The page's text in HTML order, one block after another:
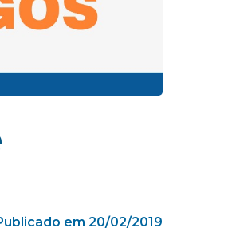
em 20/02/2019